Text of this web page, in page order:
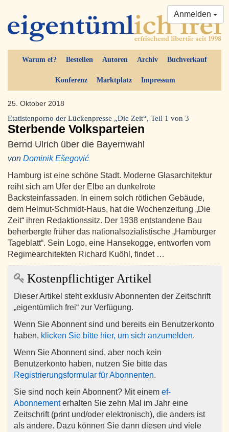
Warum ef? Bestellen Autoren Archiv Buchverkauf
Konferenz Marktplatz Impressum
Anmelden
25. Oktober 2018
Etatistenporno der Lückenpresse „Die Zeit“, Teil 1 von 3
Sterbende Volksparteien
Bernd Ulrich über die Bayernwahl
von Dominik Ešegović
Hamburg ist eine schöne Stadt. Moderne Glasarchitektur
reiht sich am Ufer der Elbe an dunkelrote
Backsteinfassaden. In einem solch rötlichen Gebäude,
dem Helmut-Schmidt-Haus, hat die Wochenzeitung „Die
Zeit“ ihren Redaktionssitz. Der 1938 entstandene Bau
beherbergte früher das nationalsozialistische „Hamburger
Tageblatt“. Sein Logo, eine Hansekogge, entworfen vom
Regimearchitekten Richard Kuöhl, findet …
Kostenpflichtiger Artikel
Dieser Artikel steht exklusiv Abonnenten der Zeitschrift
„eigentümlich frei“ zur Verfügung.
Wenn Sie Abonnent sind und bereits ein Benutzerkonto
haben, klicken Sie bitte hier, um sich anzumelden.
Wenn Sie Abonnent sind, aber noch kein
Benutzerkonto haben, nutzen Sie bitte das
Registrierungsformular für Abonnenten.
Sie sind noch kein Abonnent? Mit einem ef-
Abonnementerhalten Sie zehn Mal im Jahr eine
Zeitschrift (print und/oder elektronisch), die anders ist
als andere. Dazu können Sie dann diesen und viele